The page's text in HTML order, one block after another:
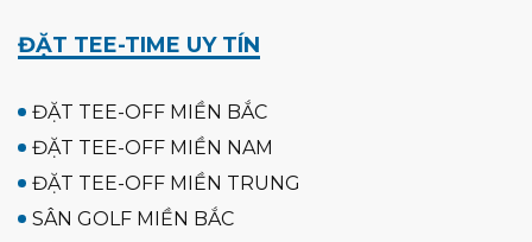
ĐẶT TEE-TIME UY TÍN
ĐẶT TEE-OFF MIỀN BẮC
ĐẶT TEE-OFF MIỀN NAM
ĐẶT TEE-OFF MIỀN TRUNG
SÂN GOLF MIỀN BẮC